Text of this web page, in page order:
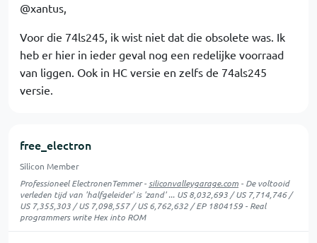
@xantus,
Voor die 74ls245, ik wist niet dat die obsolete was. Ik
heb er hier in ieder geval nog een redelijke voorraad
van liggen. Ook in HC versie en zelfs de 74als245
versie.
free_electron
Silicon Member
Professioneel ElectronenTemmer - siliconvalleygarage.com - De voltooid
verleden tijd van 'halfgeleider' is 'zand' ... US 8,032,693 / US 7,714,746 /
US 7,355,303 / US 7,098,557 / US 6,762,632 / EP 1804159 - Real
programmers write Hex into ROM